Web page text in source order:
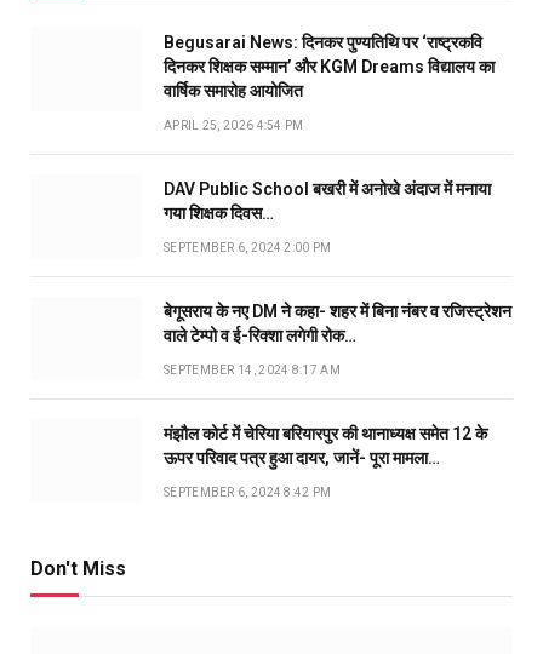
Begusarai News: दिनकर पुण्यतिथि पर ‘राष्ट्रकवि
दिनकर शिक्षक सम्मान’ और KGM Dreams विद्यालय का
वार्षिक समारोह आयोजित
APRIL 25, 2026 4:54 PM
DAV Public School बखरी में अनोखे अंदाज में मनाया
गया शिक्षक दिवस…
SEPTEMBER 6, 2024 2:00 PM
बेगूसराय के नए DM ने कहा- शहर में बिना नंबर व रजिस्ट्रेशन
वाले टेम्पो व ई-रिक्शा लगेगी रोक…
SEPTEMBER 14, 2024 8:17 AM
मंझौल कोर्ट में चेरिया बरियारपुर की थानाध्यक्ष समेत 12 के
ऊपर परिवाद पत्र हुआ दायर, जानें- पूरा मामला…
SEPTEMBER 6, 2024 8:42 PM
Don't Miss